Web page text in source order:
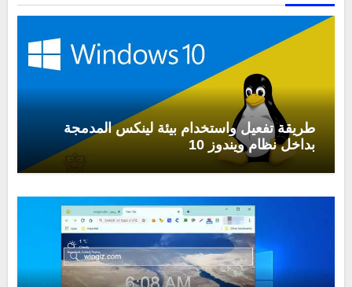
طريقة تفعيل واستخدام بيئة لينكس المدمجة
بداخل نظام ويندوز 10